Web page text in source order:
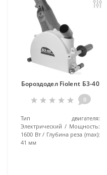
Бороздодел Fiolent Б3-40
0
Тип двигателя:
Электрический
Мощность:
1600 Вт
Глубина реза (max):
41 мм